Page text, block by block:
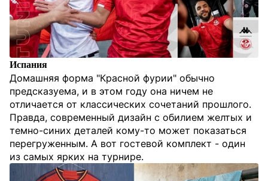
Испания
Домашняя форма "Красной фурии" обычно
предсказуема, и в этом году она ничем не
отличается от классических сочетаний прошлого.
Правда, современный дизайн с обилием желтых и
темно-синих деталей кому-то может показаться
перегруженным. А вот гостевой комплект - один
из самых ярких на турнире.